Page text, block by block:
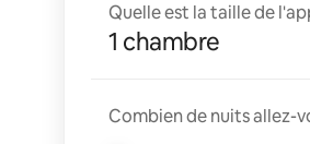
Quelle est la taille de
1 chambre
Combien de nuits allez-